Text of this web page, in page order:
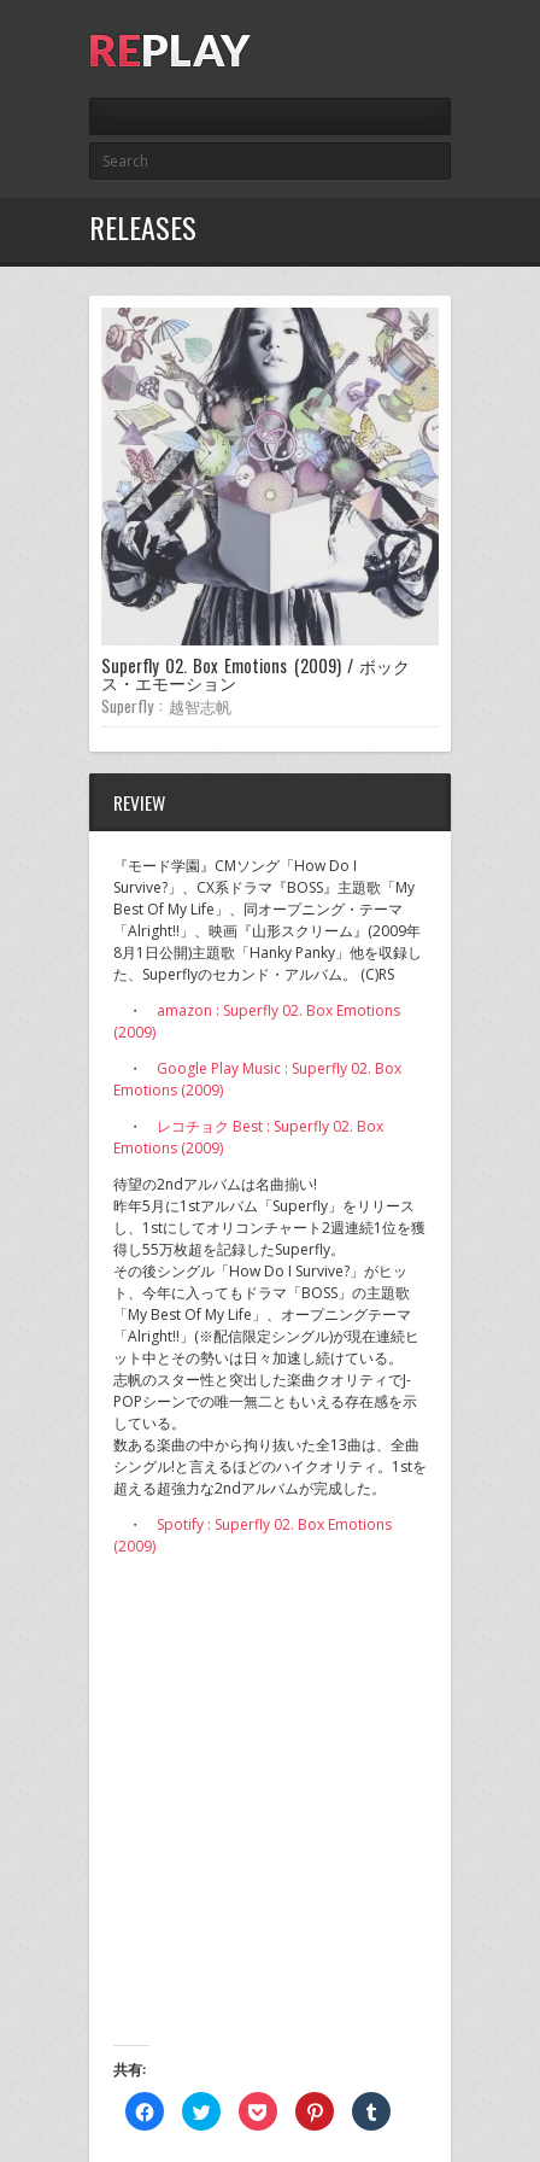
RELEASES
Superfly 02. Box Emotions (2009) / ボック
ス・エモーション
Superfly : 越智志帆
REVIEW
『モード学園』CMソング「How Do I
Survive?」、CX系ドラマ『BOSS』主題歌「My
Best Of My Life」、同オープニング・テーマ
「Alright!!」、映画『山形スクリーム』(2009年
8月1日公開)主題歌「Hanky Panky」他を収録し
た、Superflyのセカンド・アルバム。 (C)RS
・ amazon : Superfly 02. Box Emotions
(2009)
・ Google Play Music : Superfly 02. Box
Emotions (2009)
・ レコチョク Best : Superfly 02. Box
Emotions (2009)
待望の2ndアルバムは名曲揃い!
昨年5月に1stアルバム「Superfly」をリリース
し、1stにしてオリコンチャート2週連続1位を獲
得し55万枚超を記録したSuperfly。
その後シングル「How Do I Survive?」がヒッ
ト、今年に入ってもドラマ「BOSS」の主題歌
「My Best Of My Life」、オープニングテーマ
「Alright!!」(※配信限定シングル)が現在連続ヒ
ット中とその勢いは日々加速し続けている。
志帆のスター性と突出した楽曲クオリティでJ-
POPシーンでの唯一無二ともいえる存在感を示
している。
数ある楽曲の中から拘り抜いた全13曲は、全曲
シングル!と言えるほどのハイクオリティ。1stを
超える超強力な2ndアルバムが完成した。
・ Spotify : Superfly 02. Box Emotions
(2009)
共有:
Facebook
で
ク
リ
ク
リ
ク
リ
ク
リ